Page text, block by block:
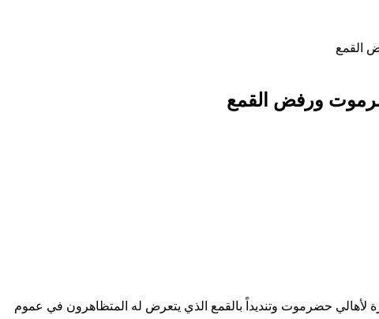
القمع
ورفض القمع
لأهالي حضرموت وتنديداً بالقمع الذي يتعرض له المتظاهرون في عموم